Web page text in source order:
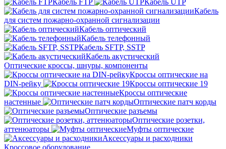
Кабель
для систем пожарно-охранной сигнализации
Кабель оптический
Кабель телефонный
Кабель SFTP, SSTP
Кабель акустический
Оптические кроссы, шнуры, компоненты
Кроссы оптические на
DIN-рейку
Кроссы оптические 19
Кроссы оптические
настенные
Оптические патч корды
Оптические разъемы
Оптические розетки,
аттенюаторы
Муфты оптические
Аксессуары и расходники
Кроссовое оборудование